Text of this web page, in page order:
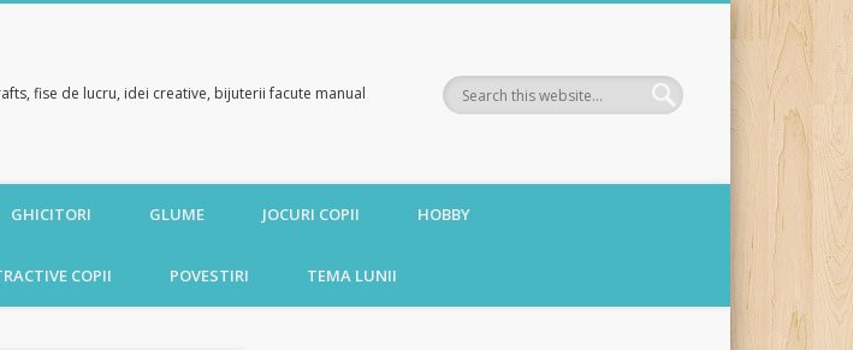
fise de lucru, idei creative, bijuterii facute manual
GHICITORI GLUME JOCURI COPII HOBBY
COPII POVESTIRI TEMA LUNII